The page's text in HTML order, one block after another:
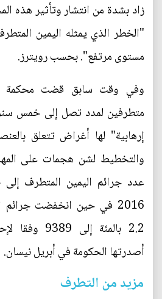
زاد بشدة من انتشار وتأثير هذه
"الخطر الذي يمثله اليمين
مستوى مرتفع". بحسب رويترز.
وفي وقت سابق قضت محكمة
متطرفين لمدد تصل إلى خمس
إرهابية" لها أغراض تتعلق
والتخطيط لشن هجمات على
2016 في حين انخفضت
2.2 بالمئة
أصدرتها الحكومة في أبريل نيسان.
مزيد من التطرف